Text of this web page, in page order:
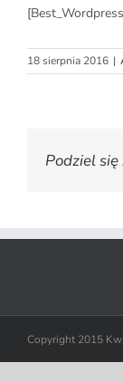
18 sierpnia 2016 |
Podziel
Copyright 2015